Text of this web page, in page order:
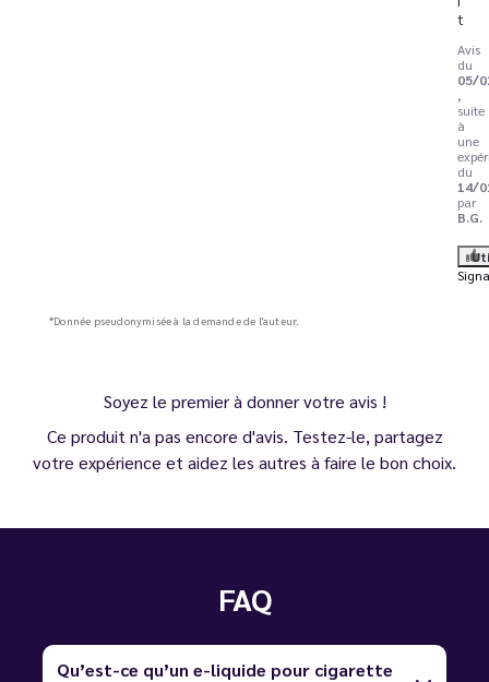
t
Avis
du
05/
,
suite
à
une
du
14/
par
B.G.
*Donnée pseudonymisée à la demande de l'auteur.
Soyez le premier à donner votre avis !
Ce produit n'a pas encore d'avis. Testez-le, partagez
votre expérience et aidez les autres à faire le bon choix.
FAQ
Qu’est-ce qu’un e-liquide pour cigarette